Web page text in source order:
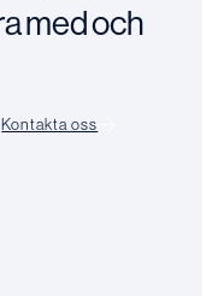
med och
Kontakta oss